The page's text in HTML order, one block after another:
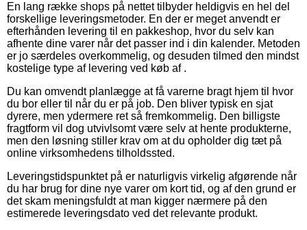
En lang række shops på nettet tilbyder heldigvis en hel del
forskellige leveringsmetoder. En der er meget anvendt er
efterhånden levering til en pakkeshop, hvor du selv kan
afhente dine varer når det passer ind i din kalender. Metoden
er jo særdeles overkommelig, og desuden tilmed den mindst
kostelige type af levering ved køb af .
Du kan omvendt planlægge at få varerne bragt hjem til hvor
du bor eller til når du er på job. Den bliver typisk en sjat
dyrere, men ydermere ret så fremkommelig. Den billigste
fragtform vil dog utvivlsomt være selv at hente produkterne,
men den løsning stiller krav om at du opholder dig tæt på
online virksomhedens tilholdssted.
Leveringstidspunktet på er naturligvis virkelig afgørende når
du har brug for dine nye varer om kort tid, og af den grund er
det skam meningsfuldt at man kigger nærmere på den
estimerede leveringsdato ved det relevante produkt.